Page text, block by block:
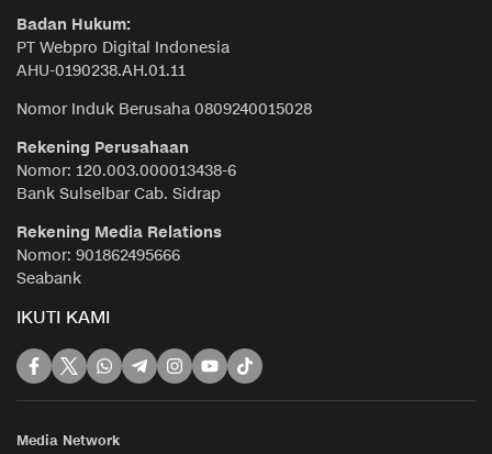
Badan Hukum:
PT Webpro Digital Indonesia
AHU-0190238.AH.01.11
Nomor Induk Berusaha 0809240015028
Rekening Perusahaan
Nomor: 120.003.000013438-6
Bank Sulselbar Cab. Sidrap
Rekening Media Relations
Nomor: 901862495666
Seabank
IKUTI KAMI
Media Network